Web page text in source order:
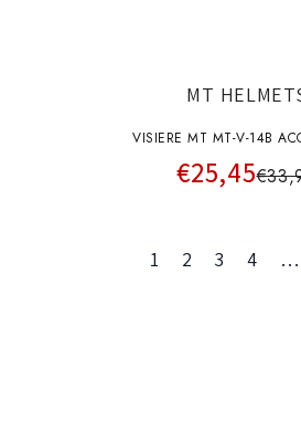
MT
VISIERE MT MT-V-14B
€25,45
1 2 3 4 …